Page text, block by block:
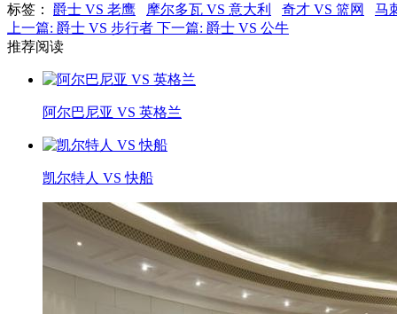
标签 ： 爵士 VS 老鹰 摩尔多瓦 VS 意大利 奇才 VS 篮网
马
上一篇: 爵士 VS 步行者 下一篇: 爵士 VS 公牛
推荐阅读
阿尔巴尼亚 VS 英格兰
凯尔特人 VS 快船